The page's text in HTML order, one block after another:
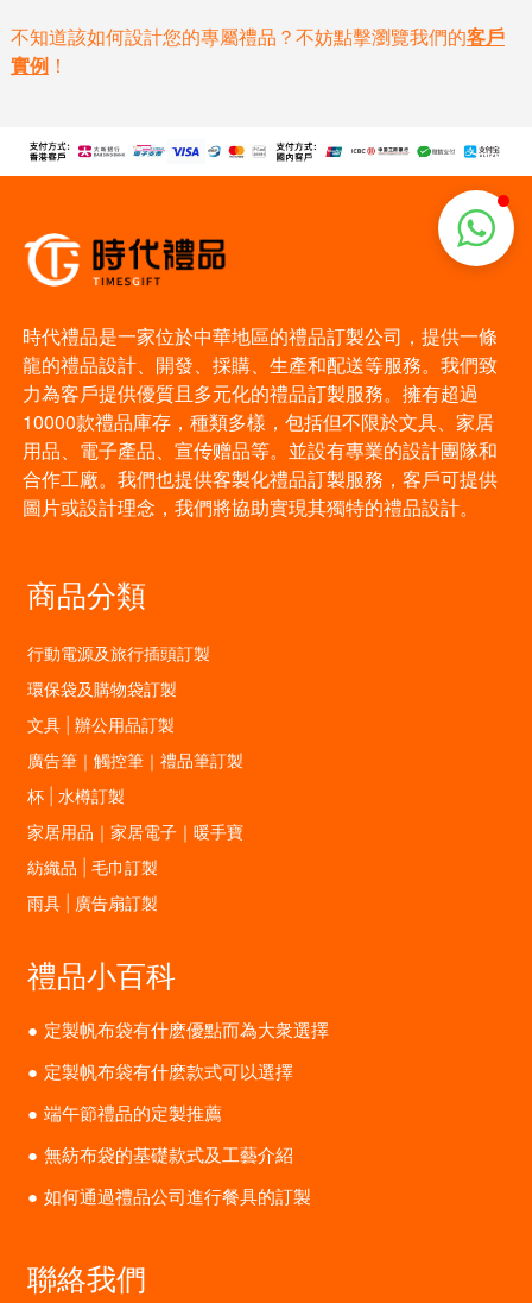
不知道該如何設計您的專屬禮品？不妨點擊瀏覽我們的客戶
實例！
時代禮品是一家位於中華地區的禮品訂製公司，提供一條
龍的禮品設計、開發、採購、生產和配送等服務。我們致
力為客戶提供優質且多元化的禮品訂製服務。擁有超過
10000款禮品庫存，種類多樣，包括但不限於文具、家居
用品、電子產品、宣传赠品等。並設有專業的設計團隊和
合作工廠。我們也提供客製化禮品訂製服務，客戶可提供
圖片或設計理念，我們將協助實現其獨特的禮品設計。
商品分類
行動電源及旅行插頭訂製
環保袋及購物袋訂製
文具 | 辦公用品訂製
廣告筆｜觸控筆｜禮品筆訂製
杯 | 水樽訂製
家居用品｜家居電子｜暖手寶
紡織品 | 毛巾訂製
雨具 | 廣告扇訂製
禮品小百科
定製帆布袋有什麽優點而為大衆選擇
定製帆布袋有什麽款式可以選擇
端午節禮品的定製推薦
無紡布袋的基礎款式及工藝介紹
如何通過禮品公司進行餐具的訂製
聯絡我們